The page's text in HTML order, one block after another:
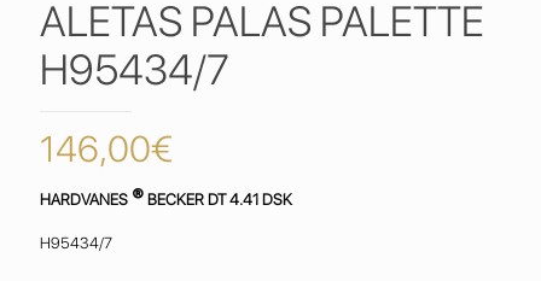
ALETAS PALAS PALETTE
H95434/7
146,00€
HARDVANES ® BECKER DT 4.41 DSK
H95434/7